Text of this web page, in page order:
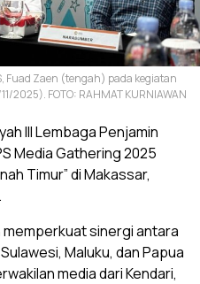
Fuad Zaen (tengah) pada kegiatan
2025). FOTO: RAHMAT KURNIAWAN
III Lembaga Penjamin
Media Gathering 2025
Timur” di Makassar,
sinergi antara
Maluku, dan Papua
media dari Kendari,